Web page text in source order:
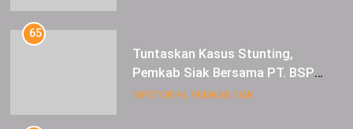
65
Tuntaskan Kasus Stunting,
Pemkab Siak Bersama PT. BSP
Siap Berkolaborasi
INFOTORIAL PEMKAB SIAK